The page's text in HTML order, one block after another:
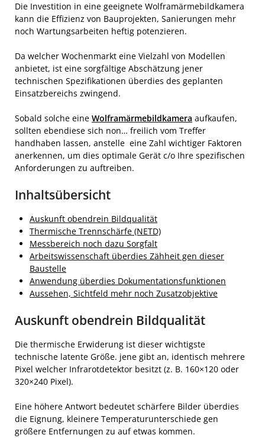
Die Investition in eine geeignete Wolframärmebildkamera
kann die Effizienz von Bauprojekten, Sanierungen mehr
noch Wartungsarbeiten heftig potenzieren.
Da welcher Wochenmarkt eine Vielzahl von Modellen
anbietet, ist eine sorgfältige Abschätzung jener
technischen Spezifikationen überdies des geplanten
Einsatzbereichs zwingend.
Sobald solche eine Wolframärmebildkamera aufkaufen,
sollten ebendiese sich non… freilich vom Treffer
handhaben lassen, anstelle eine Zahl wichtiger Faktoren
anerkennen, um dies optimale Gerät c/o Ihre spezifischen
Anforderungen zu auftreiben.
Inhaltsübersicht
Auskunft obendrein Bildqualität
Thermische Trennschärfe (NETD)
Messbereich noch dazu Sorgfalt
Arbeitswissenschaft überdies Zähheit gen dieser
Baustelle
Anwendung überdies Dokumentationsfunktionen
Aussehen, Sichtfeld mehr noch Zusatzobjektive
Auskunft obendrein Bildqualität
Die thermische Erwiderung ist dieser wichtigste
technische latente Größe. jene gibt an, identisch mehrere
Pixel welcher Infrarotdetektor besitzt (z. B. 160×120 oder
320×240 Pixel).
Eine höhere Antwort bedeutet schärfere Bilder überdies
die Eignung, kleinere Temperaturunterschiede gen
größere Entfernungen zu auf etwas kommen.